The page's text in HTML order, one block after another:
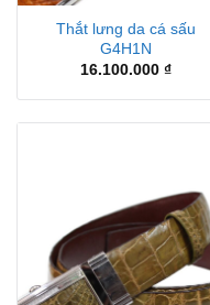
Thắt lưng da cá sấu
G4H1N
16.100.000 ₫